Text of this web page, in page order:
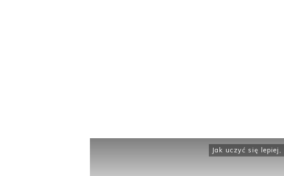
Jak uczyć się lepiej